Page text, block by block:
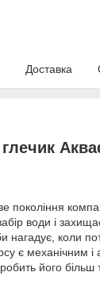
Доставка
води і
нагадує, коли
є механічним і
його більш